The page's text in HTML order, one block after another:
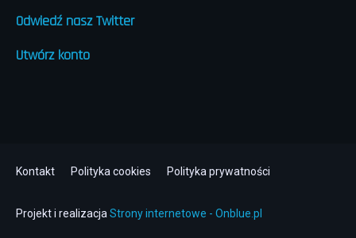
Odwiedź nasz Twitter
Utwórz konto
Kontakt Polityka cookies Polityka prywatności
Projekt i realizacja Strony internetowe - Onblue.pl